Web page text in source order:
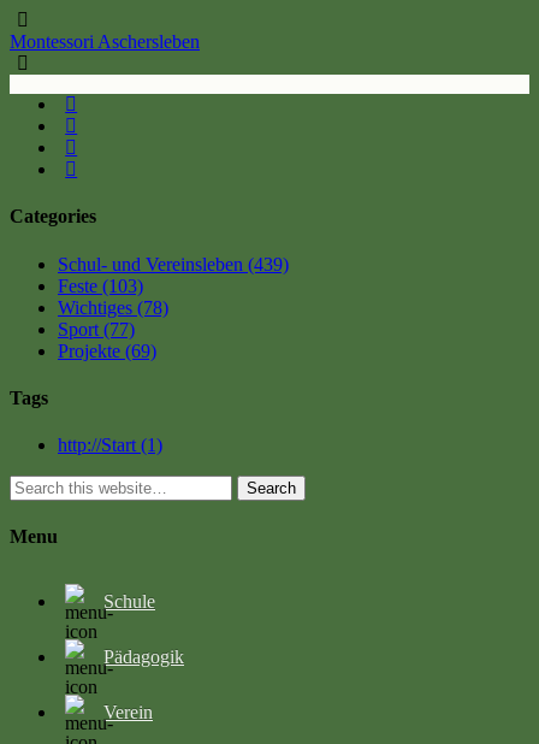
Montessori Aschersleben
Categories
Schul- und Vereinsleben (439)
Feste (103)
Wichtiges (78)
Sport (77)
Projekte (69)
Tags
http://Start (1)
Search
Menu
Schule
Pädagogik
Verein